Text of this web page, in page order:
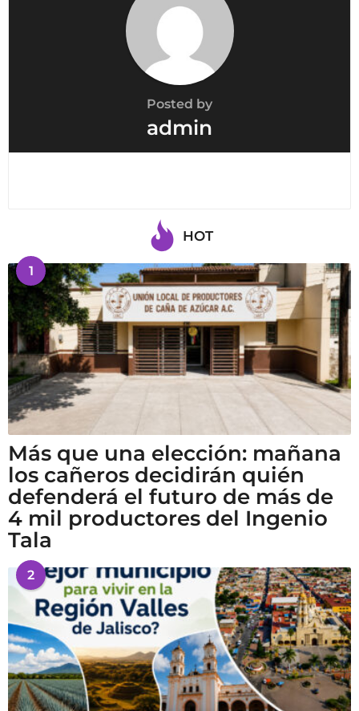
Posted by
admin
HOT
1
Más que una elección: mañana
los cañeros decidirán quién
defenderá el futuro de más de
4 mil productores del Ingenio
Tala
2